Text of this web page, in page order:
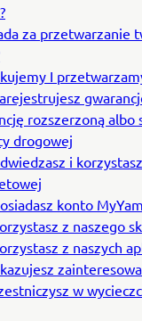
za przetwarzanie
I
rozszerzoną albo
drogowej
i
konto
z naszego
z naszych
w